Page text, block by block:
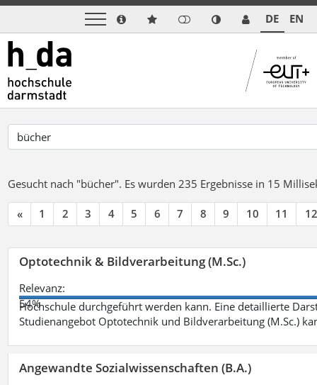
DE EN
Gesucht nach "bücher". Es wurden 235 Ergebnisse in 15
« 1 2 3 4 5 6 7 8 9 10 11 12
Optotechnik & Bildverarbeitung (M.Sc.)
Relevanz:
54%
Hochschule durchgeführt werden kann. Eine detaillierte
Studienangebot Optotechnik und Bildverarbeitung (M.Sc.)
Angewandte Sozialwissenschaften (B.A.)